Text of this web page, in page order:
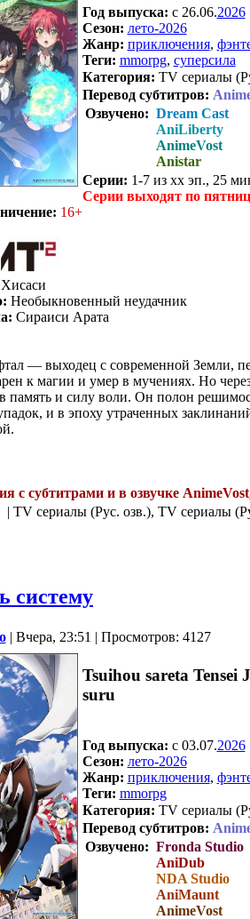
Год выпуска: c 26.06.2026
Сезон: лето-2026
Жанр: приключения,
Теги: mmorpg, суперсила
Категория: TV сериалы
Перевод субтитров:
Озвучено: Dream Cast
AniLiberty
AnimeVost
Anistar
Серии: 1-7 из хх эп., 25
Серии выходят по
16+
Необыкновенный неудачник
Сираиси Арата
— выходец с современной Земли,
к магии и умер в мучениях. Но
память и силу воли. Он полон
и в эпоху утраченных
с субтитрами и в озвучке
| TV сериалы (Рус. озв.), TV сериалы
систему
| Вчера, 23:51 | Просмотров: 4127
Tsuihou sareta
suru
Год выпуска: c 03.07.2026
Сезон: лето-2026
Жанр: приключения,
Теги: mmorpg
Категория: TV сериалы
Перевод субтитров:
Озвучено: Fronda Studio
AniDub
NDA Studio
AniMaunt
AnimeVost